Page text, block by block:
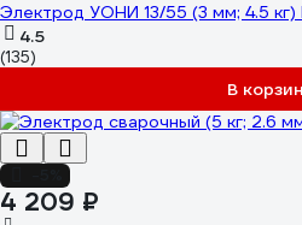
Электрод УОНИ 13/55 (3 мм; 4.5
4.5
(135)
В
4 209 ₽